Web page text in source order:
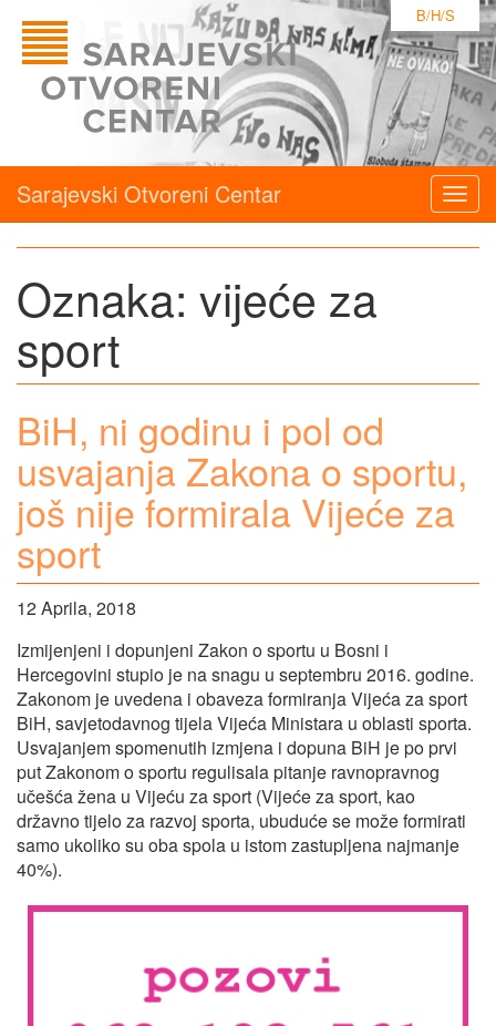
B/H/S
Sarajevski Otvoreni Centar
Oznaka: vijeće za
sport
BiH, ni godinu i pol od
usvajanja Zakona o sportu,
još nije formirala Vijeće za
sport
12 Aprila, 2018
Izmijenjeni i dopunjeni Zakon o sportu u Bosni i
Hercegovini stupio je na snagu u septembru 2016. godine.
Zakonom je uvedena i obaveza formiranja Vijeća za sport
BiH, savjetodavnog tijela Vijeća Ministara u oblasti sporta.
Usvajanjem spomenutih izmjena i dopuna BiH je po prvi
put Zakonom o sportu regulisala pitanje ravnopravnog
učešća žena u Vijeću za sport (Vijeće za sport, kao
državno tijelo za razvoj sporta, ubuduće se može formirati
samo ukoliko su oba spola u istom zastupljena najmanje
40%).